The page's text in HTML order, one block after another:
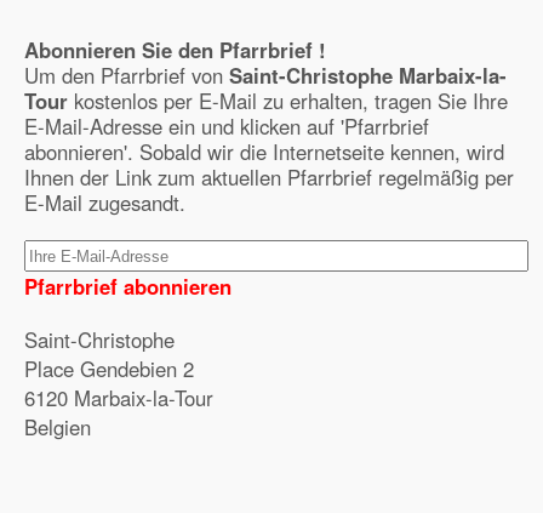
Abonnieren Sie den Pfarrbrief !
Um den Pfarrbrief von Saint-Christophe Marbaix-la-
Tour kostenlos per E-Mail zu erhalten, tragen Sie Ihre
E-Mail-Adresse ein und klicken auf 'Pfarrbrief
abonnieren'. Sobald wir die Internetseite kennen, wird
Ihnen der Link zum aktuellen Pfarrbrief regelmäßig per
E-Mail zugesandt.
Pfarrbrief abonnieren
Saint-Christophe
Place Gendebien 2
6120 Marbaix-la-Tour
Belgien